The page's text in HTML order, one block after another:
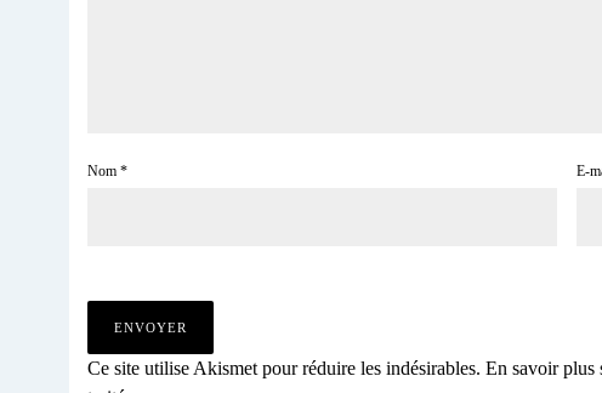
Nom * E-
Ce site utilise Akismet pour réduire les indésirables. En savoir plus